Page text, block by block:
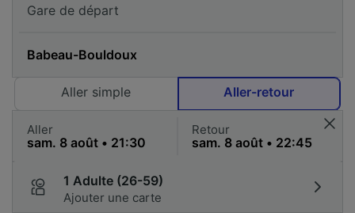
Aller simple Aller-retour
Aller Retour
1 Adulte (26-59)
Ajouter une carte